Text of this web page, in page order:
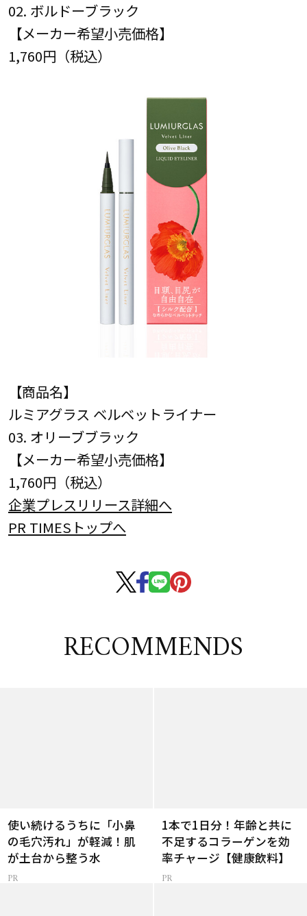
02. ボルドーブラック
【メーカー希望小売価格】
1,760円（税込）
【商品名】
ルミアグラス ベルベットライナー
03. オリーブブラック
【メーカー希望小売価格】
1,760円（税込）
企業プレスリリース詳細へ
PR TIMESトップへ
RECOMMENDS
使い続けるうちに「小鼻
の毛穴汚れ」が軽減！肌
が土台から整う水
1本で1日分！年齢と共に
不足するコラーゲンを効
率チャージ【健康飲料】